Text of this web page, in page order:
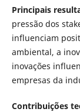
Principais
pressão dos
influenciam
ambiental, a
inovações
empresas da
Contribuições